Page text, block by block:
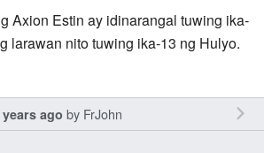
Axion Estin ay idinarangal tuwing ika-
larawan nito tuwing ika-13 ng Hulyo.
ago by FrJohn